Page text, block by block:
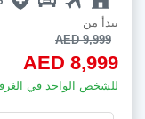
يبدأ من
AED 9,999
AED 8,999
للشخص الواحد في